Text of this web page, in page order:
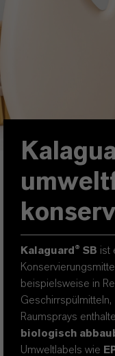
Kalaguard® SB ist
beispielsweise in
Geschirrspülmitteln,
Raumsprays
biologisch
Umweltlabels wie